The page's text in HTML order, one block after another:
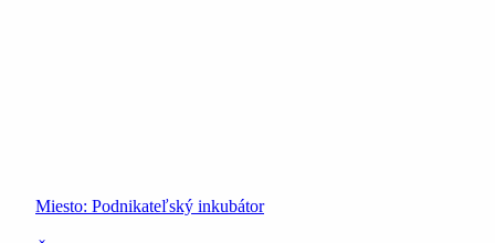
Miesto: Podnikateľský inkubátor